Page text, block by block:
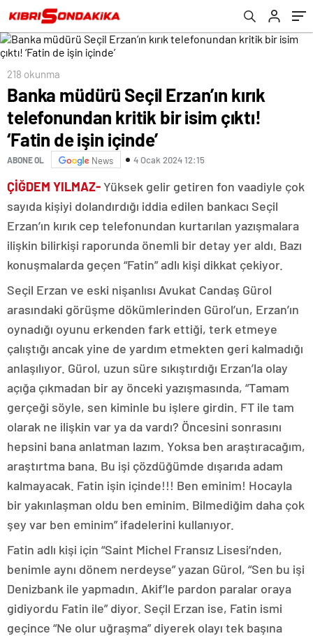
işin içinde’
218 okunma
Banka müdürü Seçil Erzan’ın kırık
telefonundan kritik bir isim çıktı!
‘Fatin de işin içinde’
ABONE OL News 4 Ocak 2024 12:15
ÇİĞDEM YILMAZ-Yüksek gelir getiren fon vaadiyle çok
sayıda kişiyi dolandırdığı iddia edilen bankacı Seçil
Erzan’ın kırık cep telefonundan kurtarılan yazışmalara
ilişkin bilirkişi raporunda önemli bir detay yer aldı. Bazı
konuşmalarda geçen “Fatin” adlı kişi dikkat çekiyor.
Seçil Erzan ve eski nişanlısı Avukat Candaş Gürol
arasındaki görüşme dökümlerinden Gürol’un, Erzan’ın
oynadığı oyunu erkenden fark ettiği, terk etmeye
çalıştığı ancak yine de yardım etmekten geri kalmadığı
anlaşılıyor. Gürol, uzun süre sıkıştırdığı Erzan’la olay
açığa çıkmadan bir ay önceki yazışmasında, “Tamam
gerçeği söyle, sen kiminle bu işlere girdin. FT ile tam
olarak ne ilişkin var ya da vardı? Öncesini sonrasını
hepsini bana anlatman lazım. Yoksa ben araştıracağım,
araştırtma bana. Bu işi çözdüğümde dışarıda adam
kalmayacak. Fatin işin içinde!!! Ben eminim! Hocayla
bir yakınlaşman oldu ben eminim. Bilmediğim daha çok
şey var ben eminim” ifadelerini kullanıyor.
Fatin adlı kişi için “Saint Michel Fransız Lisesi’nden,
benimle aynı dönem nerdeyse” yazan Gürol, “Sen bu işi
Denizbank ile yapmadın. Akif’le pardon paralar oraya
gidiyordu Fatin ile” diyor. Seçil Erzan ise, Fatin ismi
geçince “Ne olur uğraşma” diyerek olayı tek başına